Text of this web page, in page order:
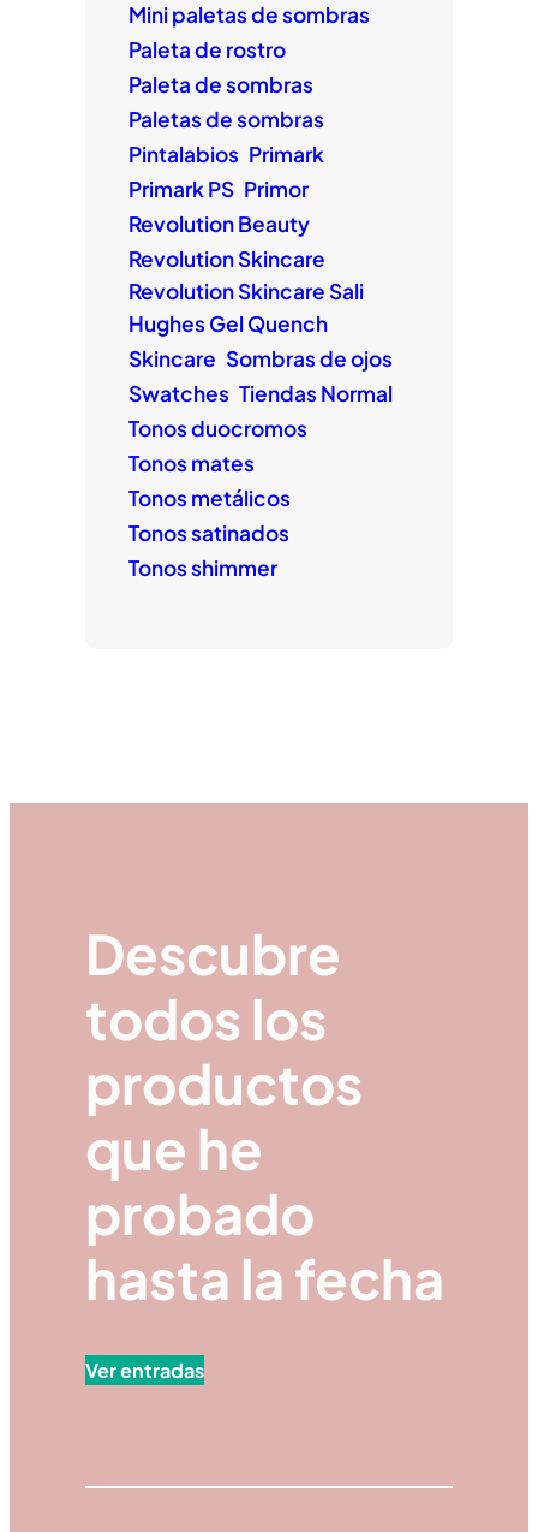
Mini paletas de sombras
Paleta de rostro
Paleta de sombras
Paletas de sombras
Pintalabios Primark
Primark PS Primor
Revolution Beauty
Revolution Skincare
Revolution Skincare Sali
Hughes Gel Quench
Skincare Sombras de ojos
Swatches Tiendas Normal
Tonos duocromos
Tonos mates
Tonos metálicos
Tonos satinados
Tonos shimmer
Descubre
todos los
productos
que he
probado
hasta la fecha
Ver entradas